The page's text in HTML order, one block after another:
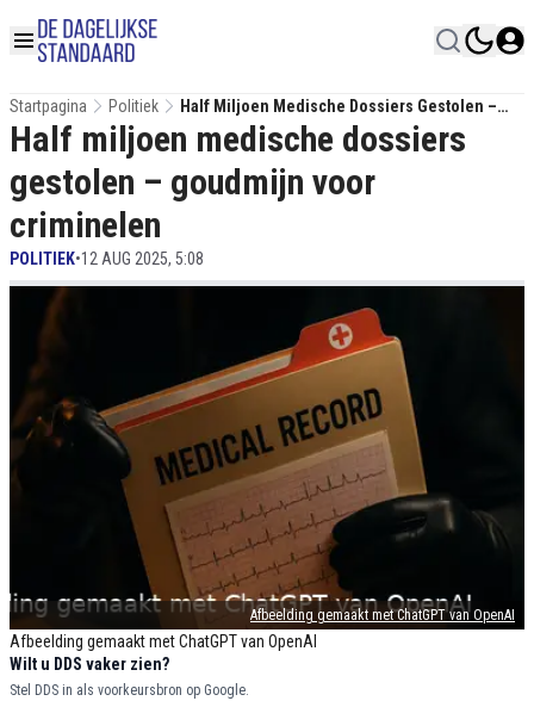
Startpagina Politiek
Half Miljoen Medische Dossiers Gestolen –
Goudmijn Voor Criminelen
Afbeelding gemaakt met ChatGPT van OpenAI
Afbeelding gemaakt met ChatGPT van OpenAI
Half miljoen medische dossiers
gestolen – goudmijn voor
criminelen
POLITIEK•12 AUG 2025, 5:08
Wilt u DDS vaker zien?
Stel DDS in als voorkeursbron op Google.